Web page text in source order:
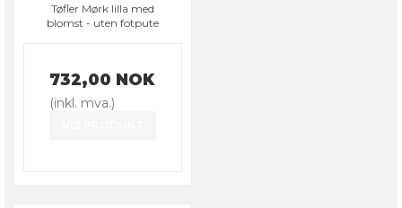
Tøfler Mørk lilla med
blomst - uten fotpute
732,00 NOK
(inkl. mva.)